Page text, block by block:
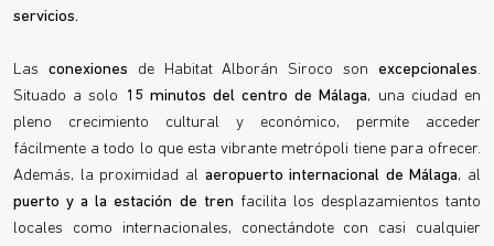
servicios.
Las conexiones de Habitat Alborán Siroco son excepcionales.
Situado a solo 15 minutos del centro de Málaga, una ciudad en
pleno crecimiento cultural y económico, permite acceder
fácilmente a todo lo que esta vibrante metrópoli tiene para ofrecer.
Además, la proximidad al aeropuerto internacional de Málaga, al
puerto y a la estación de tren facilita los desplazamientos tanto
locales como internacionales, conectándote con casi cualquier